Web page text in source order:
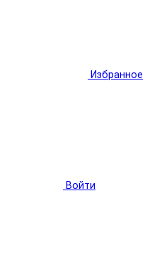
Избранное
Войти